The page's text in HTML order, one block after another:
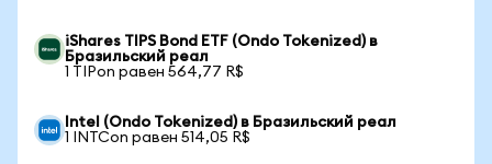
iShares TIPS Bond ETF (Ondo Tokenized) в
Бразильский реал
1 TIPon равен 564,77 R$
Intel (Ondo Tokenized) в Бразильский реал
1 INTCon равен 514,05 R$